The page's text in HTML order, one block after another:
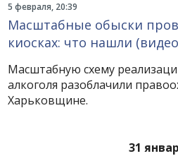
5 февраля, 20:39
Масштабные обыски
киосках: что нашли
Масштабную схему
алкоголя разоблачили
Харьковщине.
31